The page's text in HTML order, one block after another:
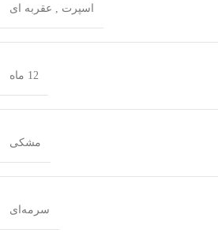
اسپرت , عقربه ای
12 ماه
مشکی
سرمه‌ای